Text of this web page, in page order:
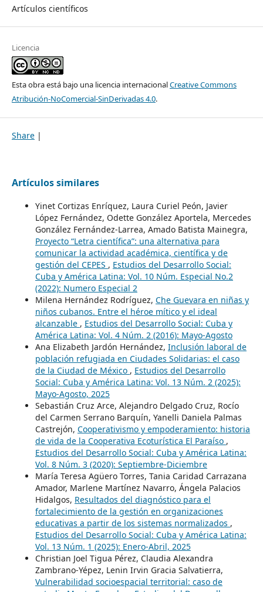
Artículos científicos
Licencia
Esta obra está bajo una licencia internacionalCreative Commons
Atribución-NoComercial-SinDerivadas 4.0.
Share |
Artículos similares
Yinet Cortizas Enríquez, Laura Curiel Peón, Javier
López Fernández, Odette González Aportela, Mercedes
González Fernández-Larrea, Amado Batista Mainegra,
Proyecto “Letra científica”: una alternativa para
comunicar la actividad académica, científica y de
gestión del CEPES , Estudios del Desarrollo Social:
Cuba y América Latina: Vol. 10 Núm. Especial No.2
(2022): Numero Especial 2
Milena Hernández Rodríguez, Che Guevara en niñas y
niños cubanos. Entre el héroe mítico y el ideal
alcanzable , Estudios del Desarrollo Social: Cuba y
América Latina: Vol. 4 Núm. 2 (2016): Mayo-Agosto
Ana Elizabeth Jardón Hernández, Inclusión laboral de
población refugiada en Ciudades Solidarias: el caso
de la Ciudad de México , Estudios del Desarrollo
Social: Cuba y América Latina: Vol. 13 Núm. 2 (2025):
Mayo-Agosto, 2025
Sebastián Cruz Arce, Alejandro Delgado Cruz, Rocío
del Carmen Serrano Barquín, Yanelli Daniela Palmas
Castrejón, Cooperativismo y empoderamiento: historia
de vida de la Cooperativa Ecoturística El Paraíso ,
Estudios del Desarrollo Social: Cuba y América Latina:
Vol. 8 Núm. 3 (2020): Septiembre-Diciembre
María Teresa Agüero Torres, Tania Caridad Carrazana
Amador, Marlene Martínez Navarro, Ángela Palacios
Hidalgos, Resultados del diagnóstico para el
fortalecimiento de la gestión en organizaciones
educativas a partir de los sistemas normalizados ,
Estudios del Desarrollo Social: Cuba y América Latina:
Vol. 13 Núm. 1 (2025): Enero-Abril, 2025
Christian Joel Tigua Pérez, Claudia Alexandra
Zambrano-Yépez, Lenin Irvin Gracia Salvatierra,
Vulnerabilidad socioespacial territorial: caso de